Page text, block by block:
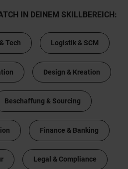
IN DEINEM SKILLBEREICH:
Tech Logistik & SCM
Design & Kreation
Beschaffung & Sourcing
Finance & Banking
Legal & Compliance